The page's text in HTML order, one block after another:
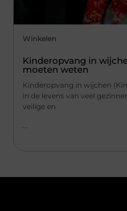
Winkelen
Kinderopvang in
moeten weten
Kinderopvang in wijchen
in de levens van veel
veilige en
...